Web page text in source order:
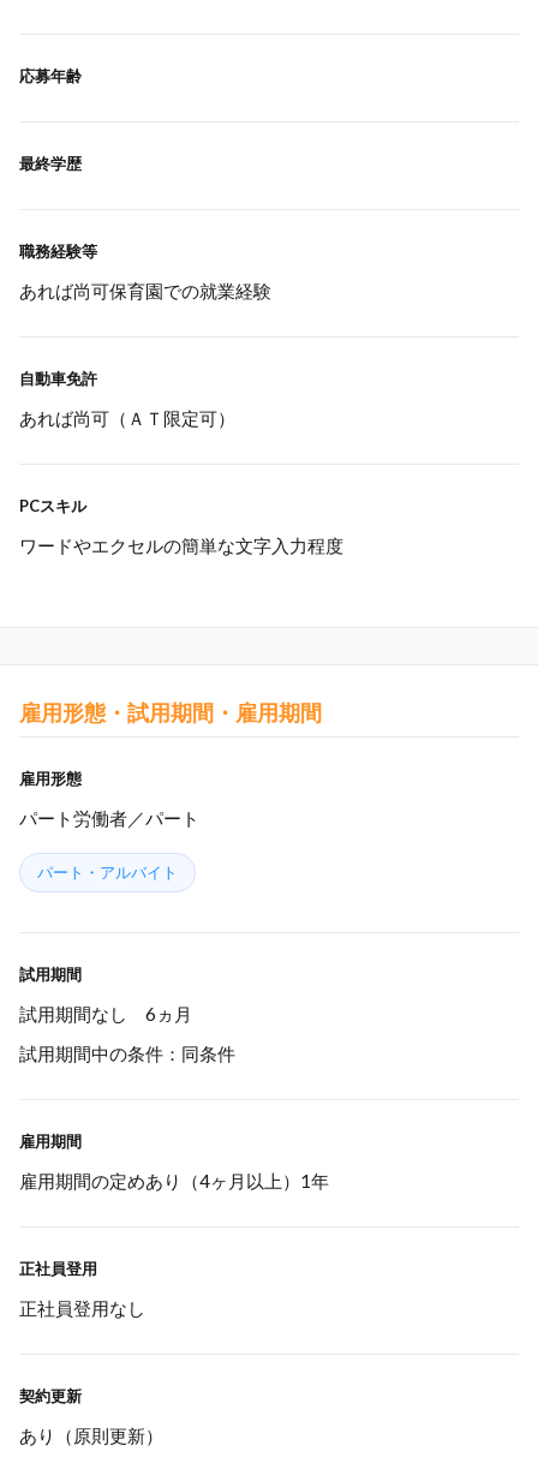
応募年齢
最終学歴
職務経験等
あれば尚可保育園での就業経験
自動車免許
あれば尚可（ＡＴ限定可）
PCスキル
ワードやエクセルの簡単な文字入力程度
雇用形態・試用期間・雇用期間
雇用形態
パート労働者／パート
パート・アルバイト
試用期間
試用期間なし 6ヵ月
試用期間中の条件：同条件
雇用期間
雇用期間の定めあり（4ヶ月以上）1年
正社員登用
正社員登用なし
契約更新
あり（原則更新）